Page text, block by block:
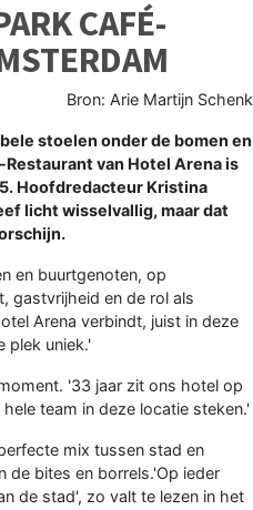
CAFÉ-
Bron: Arie Martijn Schenk
stoelen onder de bomen en
van Hotel Arena is
Hoofdredacteur Kristina
licht wisselvallig, maar dat
en buurtgenoten, op
gastvrijheid en de rol als
Arena verbindt, juist in deze
plek uniek.'
'33 jaar zit ons hotel op
team in deze locatie steken.'
mix tussen stad en
de bites en borrels.'Op ieder
de stad', zo valt te lezen in het